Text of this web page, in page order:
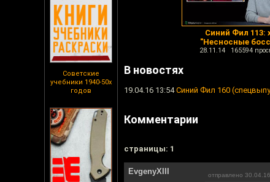
Советские
учебники 1940-50х
годов
Синий Фил 113:
"Несносные
28.11.14 165594
В новостях
19.04.16 13:54Синий Фил 160
Комментарии
cтраницы: 1
EvgenyXIII отправлено